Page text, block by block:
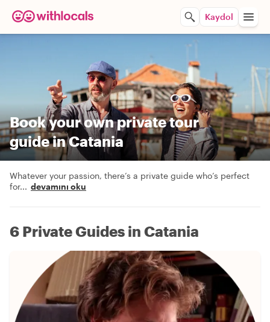
Kaydol
Book your own private tour
guide in Catania
Whatever your passion, there’s a private guide who’s perfect
for... devamını oku
6 Private Guides in Catania